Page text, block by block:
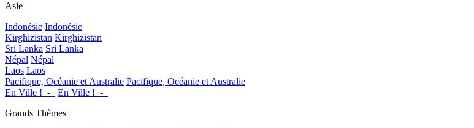
Asie
Indonésie Indonésie
Kirghizistan Kirghizistan
Sri Lanka Sri Lanka
Népal Népal
Laos Laos
Pacifique, Océanie et Australie Pacifique, Océanie et Australie
En Ville !_-_
En Ville !_-_
Grands Thèmes